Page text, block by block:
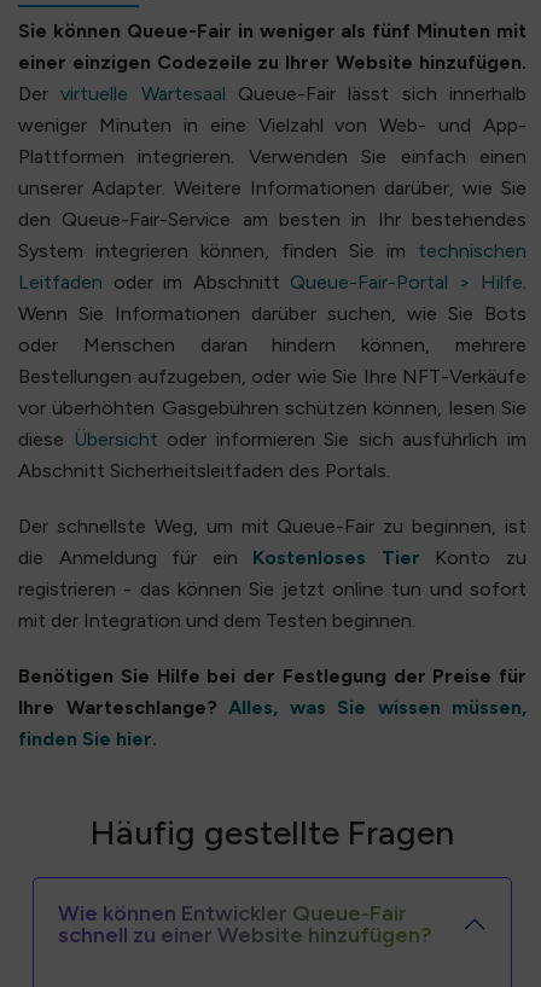
Sie können Queue-Fair in weniger als fünf Minuten mit
einer einzigen Codezeile zu Ihrer Website hinzufügen.
Dervirtuelle Wartesaal Queue-Fair lässt sich innerhalb
weniger Minuten in eine Vielzahl von Web- und App-
Plattformen integrieren. Verwenden Sie einfach einen
unserer Adapter. Weitere Informationen darüber, wie Sie
den Queue-Fair-Service am besten in Ihr bestehendes
System integrieren können, finden Sie im technischen
Leitfaden oder im Abschnitt Queue-Fair-Portal > Hilfe.
Wenn Sie Informationen darüber suchen, wie Sie Bots
oder Menschen daran hindern können, mehrere
Bestellungen aufzugeben, oder wie Sie Ihre NFT-Verkäufe
vor überhöhten Gasgebühren schützen können, lesen Sie
diese Übersicht oder informieren Sie sich ausführlich im
Abschnitt Sicherheitsleitfaden des Portals.
Der schnellste Weg, um mit Queue-Fair zu beginnen, ist
die Anmeldung für ein Kostenloses Tier Konto zu
registrieren - das können Sie jetzt online tun und sofort
mit der Integration und dem Testen beginnen.
Benötigen Sie Hilfe bei der Festlegung der Preise für
Ihre Warteschlange? Alles, was Sie wissen müssen,
finden Sie hier.
Häufig gestellte Fragen
Wie können Entwickler Queue-Fair
schnell zu einer Website hinzufügen?